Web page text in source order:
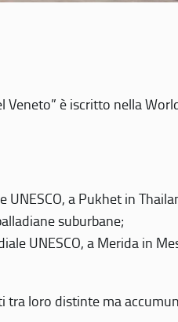
è iscritto nella
a Pukhet in
suburbane;
UNESCO, a Merida in
loro distinte ma